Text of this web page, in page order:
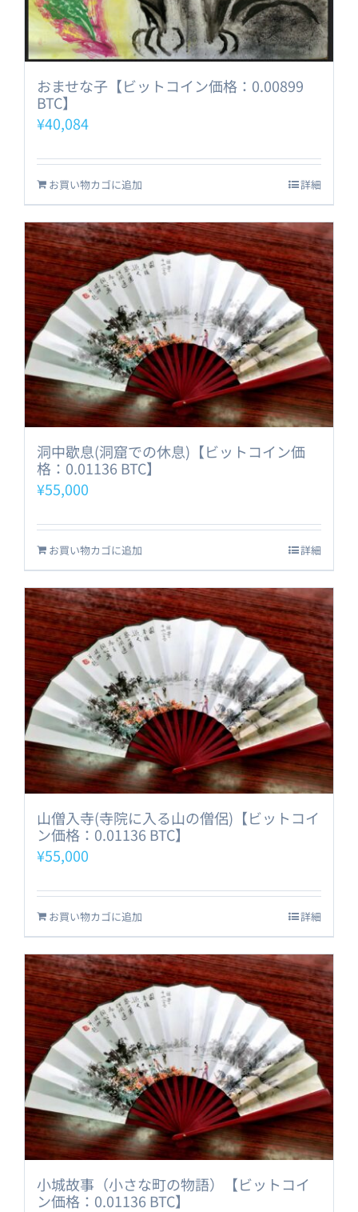
おませな子【ビットコイン価格：0.00899
BTC】
¥40,084
お買い物カゴに追加 詳細
洞中歇息(洞窟での休息)【ビットコイン価
格：0.01136 BTC】
¥55,000
お買い物カゴに追加 詳細
山僧入寺(寺院に入る山の僧侶)【ビットコイ
ン価格：0.01136 BTC】
¥55,000
お買い物カゴに追加 詳細
小城故事（小さな町の物語）【ビットコイ
ン価格：0.01136 BTC】